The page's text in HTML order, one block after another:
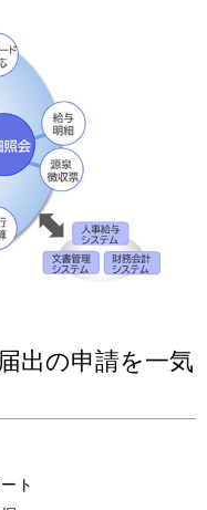
出の申請を一気
ト